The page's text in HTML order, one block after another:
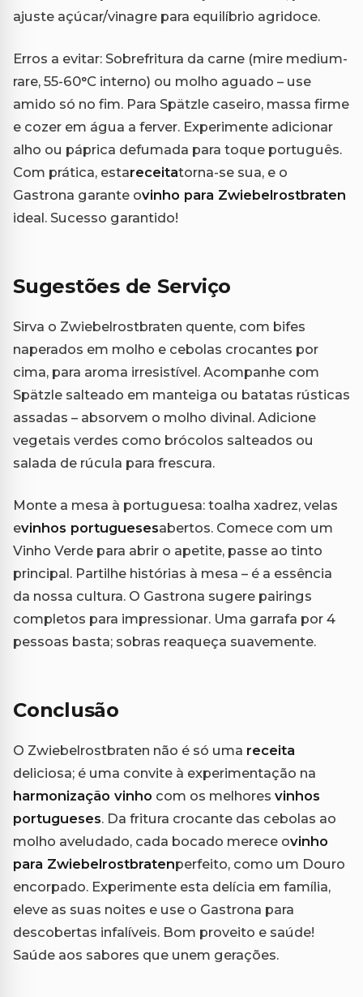
ajuste açúcar/vinagre para equilíbrio agridoce.
Erros a evitar: Sobrefritura da carne (mire medium-
rare, 55-60°C interno) ou molho aguado – use
amido só no fim. Para Spätzle caseiro, massa firme
e cozer em água a ferver. Experimente adicionar
alho ou páprica defumada para toque português.
Com prática, estareceitatorna-se sua, e o
Gastrona garante ovinho para Zwiebelrostbraten
ideal. Sucesso garantido!
Sugestões de Serviço
Sirva o Zwiebelrostbraten quente, com bifes
naperados em molho e cebolas crocantes por
cima, para aroma irresistível. Acompanhe com
Spätzle salteado em manteiga ou batatas rústicas
assadas – absorvem o molho divinal. Adicione
vegetais verdes como brócolos salteados ou
salada de rúcula para frescura.
Monte a mesa à portuguesa: toalha xadrez, velas
evinhos portuguesesabertos. Comece com um
Vinho Verde para abrir o apetite, passe ao tinto
principal. Partilhe histórias à mesa – é a essência
da nossa cultura. O Gastrona sugere pairings
completos para impressionar. Uma garrafa por 4
pessoas basta; sobras reaqueça suavemente.
Conclusão
O Zwiebelrostbraten não é só uma receita
deliciosa; é uma convite à experimentação na
harmonização vinho com os melhores vinhos
portugueses. Da fritura crocante das cebolas ao
molho aveludado, cada bocado merece ovinho
para Zwiebelrostbratenperfeito, como um Douro
encorpado. Experimente esta delícia em família,
eleve as suas noites e use o Gastrona para
descobertas infalíveis. Bom proveito e saúde!
Saúde aos sabores que unem gerações.